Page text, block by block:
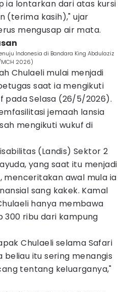
ia lontarkan dari atas kursi
(terima kasih)," ujar
mengusap air mata.
Indonesia di Bandara King Abdulaziz
2026)
Chulaeli mulai menjadi
saat ia mengikuti
pada Selasa (26/5/2026).
jemaah lansia
mengikuti wukuf di
(Landis) Sektor 2
yang saat itu menjadi
menceritakan awal mula ia
sang kakek. Kamal
hanya membawa
300 ribu dari kampung
Chulaeli selama Safari
beliau itu sering menangis
tentang keluarganya,"